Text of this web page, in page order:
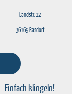
Landstr. 12
36169 Rasdorf
Einfach klingeln!